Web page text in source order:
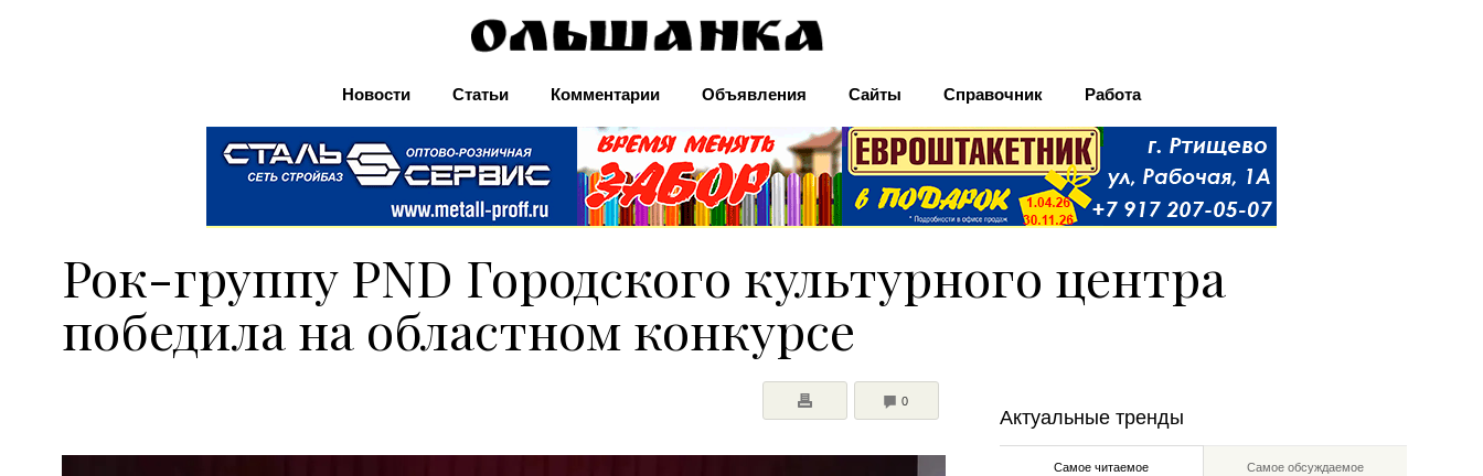
Новости Статьи Комментарии Объявления Сайты Справочник Работа
Рок-группу PND Городского культурного центра
победила на областном конкурсе
0COMMENTS
Актуальные тренды
Самое читаемое Самое обсуждаемое